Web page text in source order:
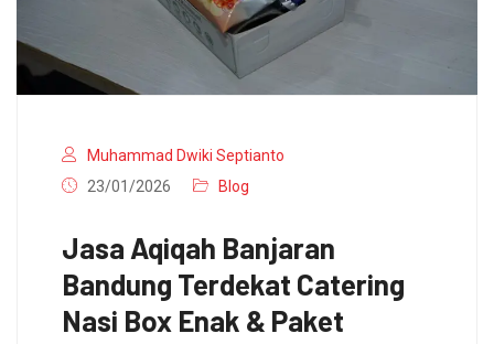
Muhammad Dwiki Septianto
23/01/2026
Blog
Jasa Aqiqah Banjaran
Bandung Terdekat Catering
Nasi Box Enak & Paket